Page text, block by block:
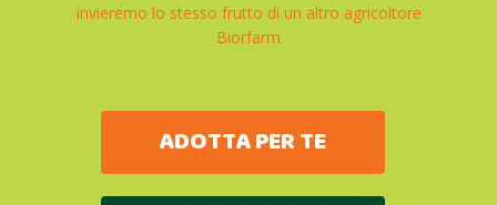
invieremo lo stesso frutto di un altro agricoltore
Biorfarm
ADOTTA PER TE